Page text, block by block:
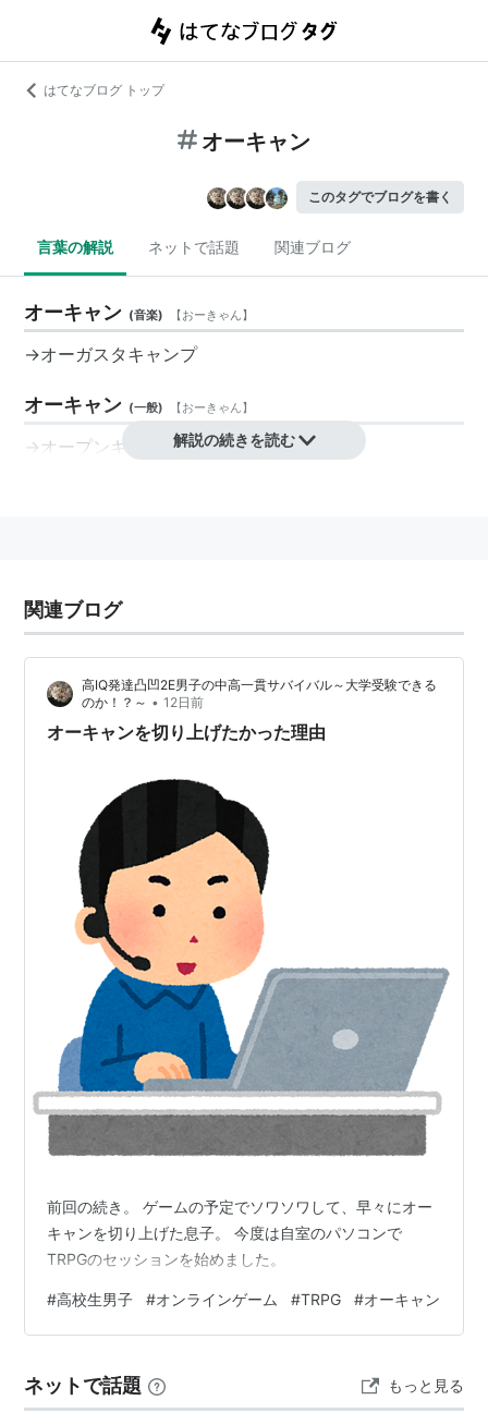
はてなブログ トップ
オーキャン
このタグでブログを書く
言葉の解説 ネットで話題 関連ブログ
オーキャン (音楽) 【おーきゃん】
→オーガスタキャンプ
オーキャン (一般) 【おーきゃん】
→ オープンキャンパス解説の続きを読む
関連ブログ
高IQ発達凸凹2E男子の中高一貫サバイバル～大学受験できる
のか！？～ • 12日前
オーキャンを切り上げたかった理由
前回の続き。 ゲームの予定でソワソワして、早々にオー
キャンを切り上げた息子。 今度は自室のパソコンで
TRPGのセッションを始めました。
#高校生男子 #オンラインゲーム #TRPG #オーキャン
ネットで話題 もっと見る